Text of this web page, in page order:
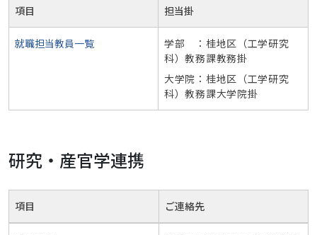
項目 担当掛
就職担当教員一覧
学部 ：桂地区（工学研究
科）教務課教務掛
大学院：桂地区（工学研究
科）教務課大学院掛
研究・産官学連携
項目 ご連絡先